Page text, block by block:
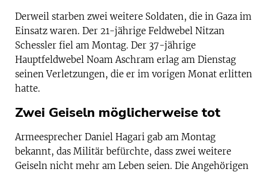
Derweil starben zwei weitere Soldaten, die in Gaza im
Einsatz waren. Der 21-jährige Feldwebel Nitzan
Schessler fiel am Montag. Der 37-jährige
Hauptfeldwebel Noam Aschram erlag am Dienstag
seinen Verletzungen, die er im vorigen Monat erlitten
hatte.
Zwei Geiseln möglicherweise tot
Armeesprecher Daniel Hagari gab am Montag
bekannt, das Militär befürchte, dass zwei weitere
Geiseln nicht mehr am Leben seien. Die Angehörigen